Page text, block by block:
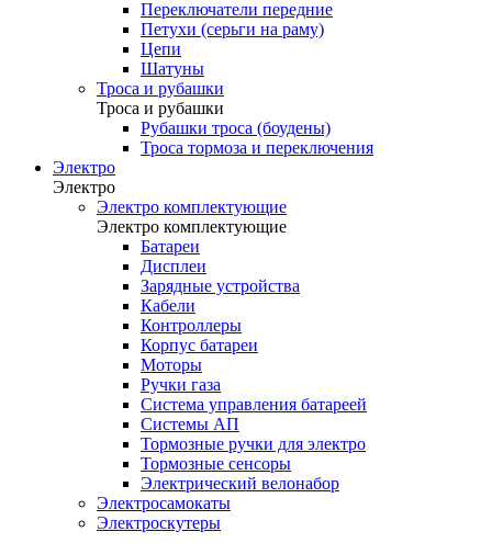
Переключатели передние
Петухи (серьги на раму)
Цепи
Шатуны
Троса и рубашки
Троса и рубашки
Рубашки троса (боудены)
Троса тормоза и переключения
Электро
Электро
Электро комплектующие
Электро комплектующие
Батареи
Дисплеи
Зарядные устройства
Кабели
Контроллеры
Корпус батареи
Моторы
Ручки газа
Система управления батареей
Системы АП
Тормозные ручки для электро
Тормозные сенсоры
Электрический велонабор
Электросамокаты
Электроскутеры